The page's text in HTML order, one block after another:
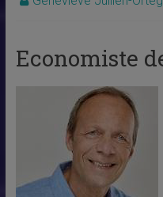
Economiste